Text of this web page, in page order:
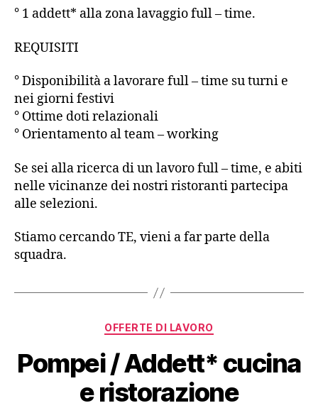
° 1 addett* alla zona lavaggio full – time.
REQUISITI
° Disponibilità a lavorare full – time su turni e
nei giorni festivi
° Ottime doti relazionali
° Orientamento al team – working
Se sei alla ricerca di un lavoro full – time, e abiti
nelle vicinanze dei nostri ristoranti partecipa
alle selezioni.
Stiamo cercando TE, vieni a far parte della
squadra.
OFFERTE DI LAVORO
Pompei / Addett* cucina
e ristorazione